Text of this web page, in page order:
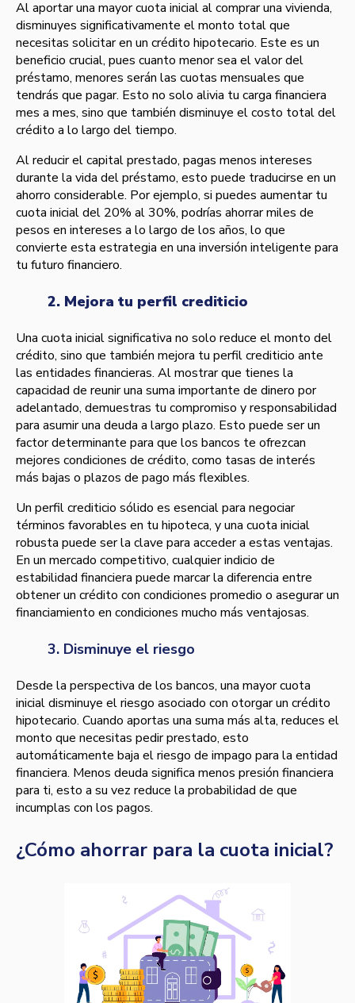
Al aportar una mayor cuota inicial al comprar una vivienda,
disminuyes significativamente el monto total que
necesitas solicitar en un crédito hipotecario. Este es un
beneficio crucial, pues cuanto menor sea el valor del
préstamo, menores serán las cuotas mensuales que
tendrás que pagar. Esto no solo alivia tu carga financiera
mes a mes, sino que también disminuye el costo total del
crédito a lo largo del tiempo.
Al reducir el capital prestado, pagas menos intereses
durante la vida del préstamo, esto puede traducirse en un
ahorro considerable. Por ejemplo, si puedes aumentar tu
cuota inicial del 20% al 30%, podrías ahorrar miles de
pesos en intereses a lo largo de los años, lo que
convierte esta estrategia en una inversión inteligente para
tu futuro financiero.
2. Mejora tu perfil crediticio
Una cuota inicial significativa no solo reduce el monto del
crédito, sino que también mejora tu perfil crediticio ante
las entidades financieras. Al mostrar que tienes la
capacidad de reunir una suma importante de dinero por
adelantado, demuestras tu compromiso y responsabilidad
para asumir una deuda a largo plazo. Esto puede ser un
factor determinante para que los bancos te ofrezcan
mejores condiciones de crédito, como tasas de interés
más bajas o plazos de pago más flexibles.
Un perfil crediticio sólido es esencial para negociar
términos favorables en tu hipoteca, y una cuota inicial
robusta puede ser la clave para acceder a estas ventajas.
En un mercado competitivo, cualquier indicio de
estabilidad financiera puede marcar la diferencia entre
obtener un crédito con condiciones promedio o asegurar un
financiamiento en condiciones mucho más ventajosas.
3. Disminuye el riesgo
Desde la perspectiva de los bancos, una mayor cuota
inicial disminuye el riesgo asociado con otorgar un crédito
hipotecario. Cuando aportas una suma más alta, reduces el
monto que necesitas pedir prestado, esto
automáticamente baja el riesgo de impago para la entidad
financiera. Menos deuda significa menos presión financiera
para ti, esto a su vez reduce la probabilidad de que
incumplas con los pagos.
¿Cómo ahorrar para la cuota inicial?